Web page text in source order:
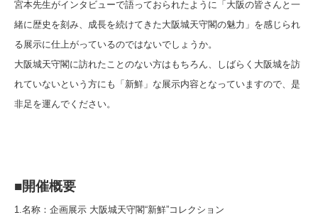
宮本先生がインタビューで語っておられたように「大阪の皆さんと一
緒に歴史を刻み、成長を続けてきた大阪城天守閣の魅力」を感じられ
る展示に仕上がっているのではないでしょうか。
大阪城天守閣に訪れたことのない方はもちろん、しばらく大阪城を訪
れていないという方にも「新鮮」な展示内容となっていますので、是
非足を運んでください。
■開催概要
1.名称：企画展示 大阪城天守閣“新鮮”コレクション